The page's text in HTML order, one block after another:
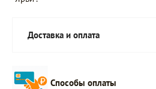
Доставка и оплата
Способы оплаты